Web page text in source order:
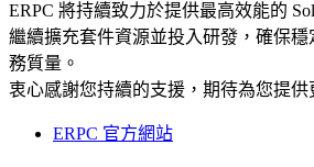
ERPC 將持續致力於提供最高效能的
繼續擴充套件資源並投入研發，確保
務質量。
衷心感謝您持續的支援，期待為您提供
ERPC 官方網站